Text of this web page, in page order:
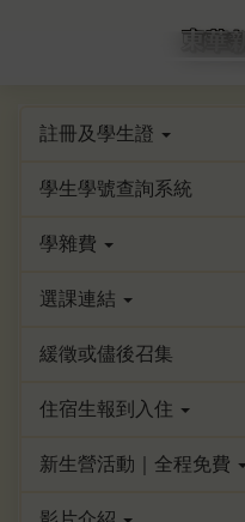
註冊及學生證
學生學號查詢系統
學雜費
選課連結
緩徵或儘後召集
住宿生報到入住
新生營活動｜全程免費